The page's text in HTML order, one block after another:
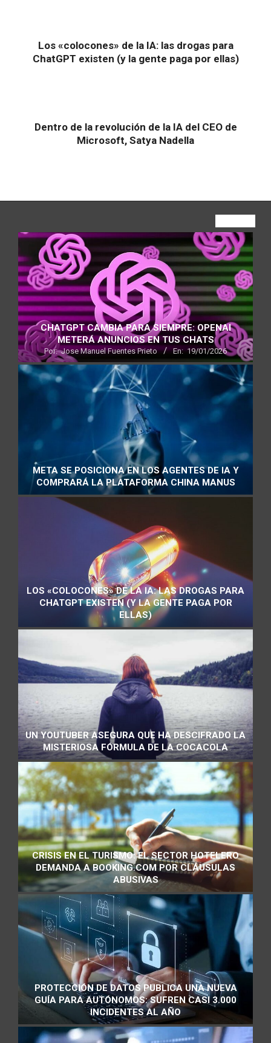
Los «colocones» de la IA: las drogas para
ChatGPT existen (y la gente paga por ellas)
Dentro de la revolución de la IA del CEO de
Microsoft, Satya Nadella
CHATGPT CAMBIA PARA SIEMPRE: OPENAI
METERÁ ANUNCIOS EN TUS CHATS
Por: Jose Manuel Fuentes Prieto En: 19/01/2026
META SE POSICIONA EN LOS AGENTES DE IA Y
COMPRARÁ LA PLATAFORMA CHINA MANUS
LOS «COLOCONES» DE LA IA: LAS DROGAS PARA
CHATGPT EXISTEN (Y LA GENTE PAGA POR
ELLAS)
UN YOUTUBER ASEGURA QUE HA DESCIFRADO LA
MISTERIOSA FÓRMULA DE LA COCACOLA
CRISIS EN EL TURISMO: EL SECTOR HOTELERO
DEMANDA A BOOKING.COM POR CLÁUSULAS
ABUSIVAS
PROTECCIÓN DE DATOS PUBLICA UNA NUEVA
GUÍA PARA AUTÓNOMOS: SUFREN CASI 3.000
INCIDENTES AL AÑO